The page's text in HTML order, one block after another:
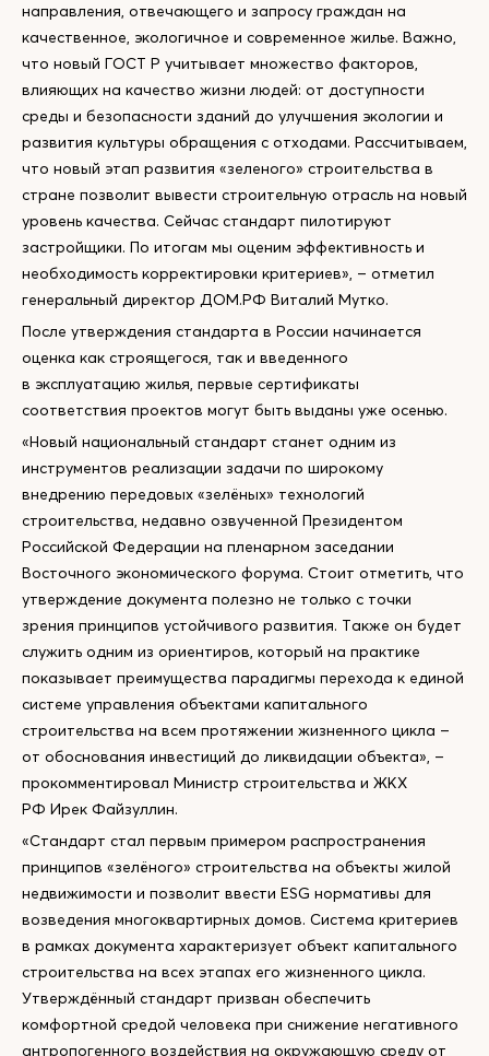
направления, отвечающего и запросу граждан на
качественное, экологичное и современное жилье. Важно,
что новый ГОСТ Р учитывает множество факторов,
влияющих на качество жизни людей: от доступности
среды и безопасности зданий до улучшения экологии и
развития культуры обращения с отходами. Рассчитываем,
что новый этап развития «зеленого» строительства в
стране позволит вывести строительную отрасль на новый
уровень качества. Сейчас стандарт пилотируют
застройщики. По итогам мы оценим эффективность и
необходимость корректировки критериев», – отметил
генеральный директор ДОМ.РФ Виталий Мутко.
После утверждения стандарта в России начинается
оценка как строящегося, так и введенного
в эксплуатацию жилья, первые сертификаты
соответствия проектов могут быть выданы уже осенью.
«Новый национальный стандарт станет одним из
инструментов реализации задачи по широкому
внедрению передовых «зелёных» технологий
строительства, недавно озвученной Президентом
Российской Федерации на пленарном заседании
Восточного экономического форума. Стоит отметить, что
утверждение документа полезно не только с точки
зрения принципов устойчивого развития. Также он будет
служить одним из ориентиров, который на практике
показывает преимущества парадигмы перехода к единой
системе управления объектами капитального
строительства на всем протяжении жизненного цикла –
от обоснования инвестиций до ликвидации объекта», –
прокомментировал Министр строительства и ЖКХ
РФ Ирек Файзуллин.
«Стандарт стал первым примером распространения
принципов «зелёного» строительства на объекты жилой
недвижимости и позволит ввести ESG нормативы для
возведения многоквартирных домов. Система критериев
в рамках документа характеризует объект капитального
строительства на всех этапах его жизненного цикла.
Утверждённый стандарт призван обеспечить
комфортной средой человека при снижение негативного
антропогенного воздействия на окружающую среду от